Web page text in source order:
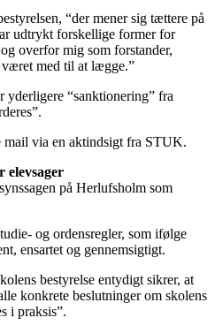
“der mener sig tættere på
udtrykt forskellige former for
overfor mig som forstander,
med til at lægge.”
yderligere “sanktionering” fra
mail via en aktindsigt fra STUK.
elevsager
på Herlufsholm som
og ordensregler, som ifølge
ensartet og gennemsigtigt.
bestyrelse entydigt sikrer, at
konkrete beslutninger om skolens
i praksis”.